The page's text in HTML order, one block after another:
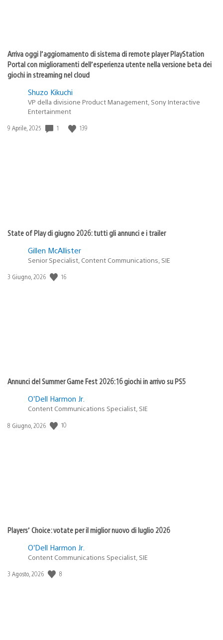
Arriva oggi l’aggiornamento di sistema di remote player PlayStation
Portal con miglioramenti dell’esperienza utente nella versione beta dei
giochi in streaming nel cloud
Shuzo Kikuchi
VP della divisione Product Management, Sony Interactive
Entertainment
Data
9 Aprile, 2025 1 139
State of Play di giugno 2026: tutti gli annunci e i trailer
Gillen McAllister
Senior Specialist, Content Communications, SIE
Data
3 Giugno, 2026 16
Annunci del Summer Game Fest 2026: 16 giochi in arrivo su PS5
O’Dell Harmon Jr.
Content Communications Specialist, SIE
Data
8 Giugno, 2026 10
Players’ Choice: votate per il miglior nuovo di luglio 2026
O’Dell Harmon Jr.
Content Communications Specialist, SIE
Data
3 Agosto, 2026 8